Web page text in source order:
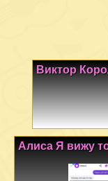
Виктор
Алиса Я вижу